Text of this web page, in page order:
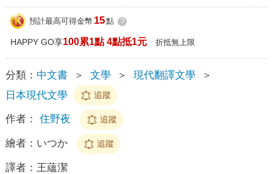
預計最高可得金幣 15點 ?
HAPPY GO享100累1點 4點抵1元 折抵無上限
分類： 中文書 ＞ 文學 ＞ 現代翻譯文學
＞
日本現代文學
追蹤
作者： 住野夜 追蹤
繪者： いつか 追蹤
譯者： 王蘊潔